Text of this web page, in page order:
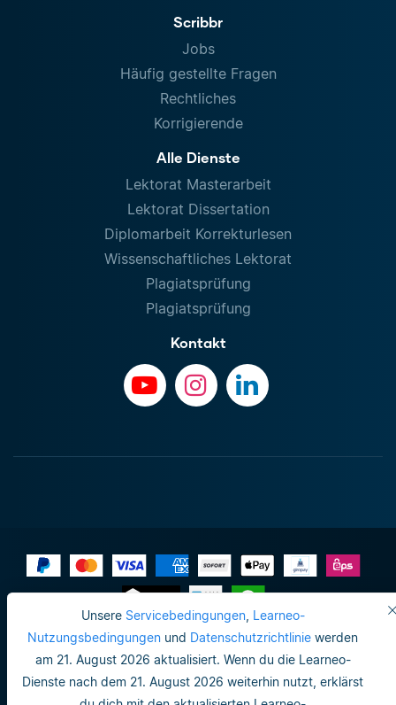
Unsere Servicebedingungen, Learneo-
Nutzungsbedingungen und Datenschutzrichtlinie werden
am 21. August 2026 aktualisiert. Wenn du die Learneo-
Dienste nach dem 21. August 2026 weiterhin nutzt, erklärst
Scribbr
Jobs
Häufig gestellte Fragen
Rechtliches
Korrigierende
Alle Dienste
Lektorat Masterarbeit
Lektorat Dissertation
Diplomarbeit Korrekturlesen
Wissenschaftliches Lektorat
Plagiatsprüfung
Plagiatsprüfung
Kontakt
Impressum
Datenschutzrichtlinie
Do not sell or share my personal info